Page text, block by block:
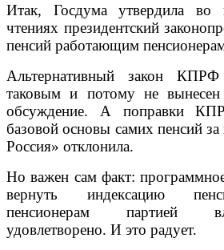
Итак, Госдума утвердила во
чтениях президентский
пенсий работающим
Альтернативный закон
таковым и потому не вынесен
обсуждение. А поправки
базовой основы самих пенсий
Россия» отклонила.
Но важен сам факт:
вернуть индексацию
пенсионерам партией
удовлетворено. И это радует.